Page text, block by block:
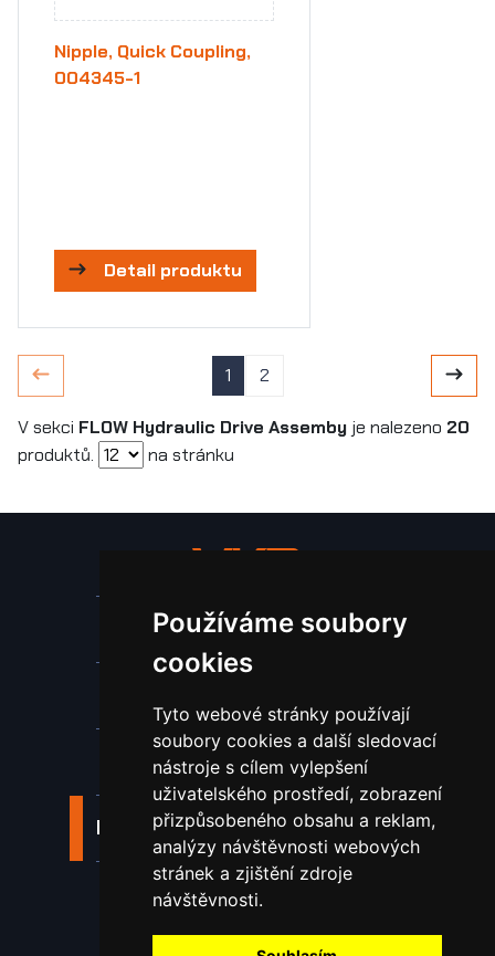
Používáme soubory
cookies
Tyto webové stránky používají
soubory cookies a další sledovací
nástroje s cílem vylepšení
uživatelského prostředí, zobrazení
přizpůsobeného obsahu a reklam,
analýzy návštěvnosti webových
stránek a zjištění zdroje
návštěvnosti.
Nipple, Quick Coupling,
004345-1
Detail produktu
1 2
V sekci FLOW Hydraulic Drive Assemby je nalezeno 20
produktů.
na stránku
Stroje a zařízení
Spotřební materiál a nástroje
Náhradní díly pro vodní paprsek
Laserové svařování